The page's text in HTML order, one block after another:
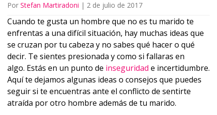
Por Stefan Martiradoni | 2 de julio de 2017
Cuando te gusta un hombre que no es tu marido te
enfrentas a una difícil situación, hay muchas ideas que
se cruzan por tu cabeza y no sabes qué hacer o qué
decir. Te sientes presionada y como si fallaras en
algo. Estás en un punto de inseguridad e incertidumbre.
Aquí te dejamos algunas ideas o consejos que puedes
seguir si te encuentras ante el conflicto de sentirte
atraída por otro hombre además de tu marido.